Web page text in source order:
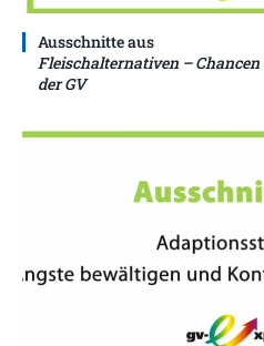
Ausschnitte aus
Fleischalternativen –
der GV